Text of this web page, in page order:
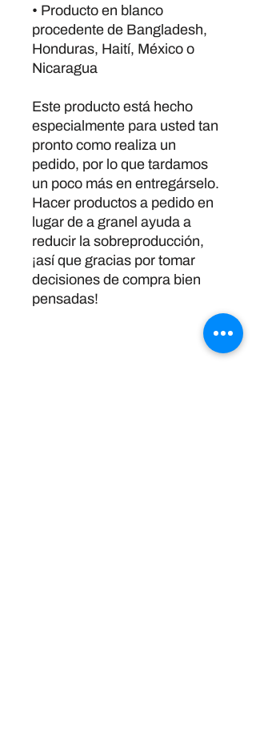
• Producto en blanco
procedente de Bangladesh,
Honduras, Haití, México o
Nicaragua
Este producto está hecho
especialmente para usted tan
pronto como realiza un
pedido, por lo que tardamos
un poco más en entregárselo.
Hacer productos a pedido en
lugar de a granel ayuda a
reducir la sobreproducción,
¡así que gracias por tomar
decisiones de compra bien
pensadas!